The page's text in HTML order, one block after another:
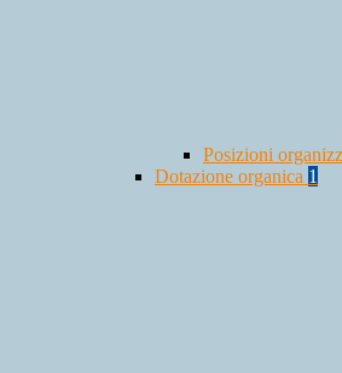
Posizioni
Dotazione organica 1